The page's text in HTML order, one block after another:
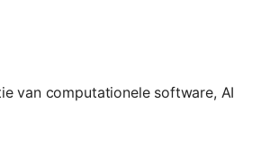
van computationele software, AI